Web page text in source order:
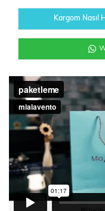
Kargom Nasıl